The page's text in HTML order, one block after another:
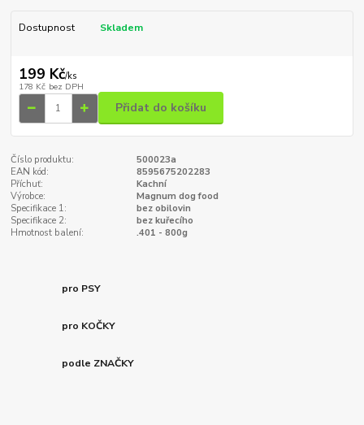
Dostupnost Skladem
199 Kč/ks
178 Kč bez DPH
Přidat do košíku
Číslo produktu:
500023a
EAN kód:
8595675202283
Příchuť:
Kachní
Výrobce:
Magnum dog food
Specifikace 1:
bez obilovin
Specifikace 2:
bez kuřecího
Hmotnost balení:
.401 - 800g
pro PSY
pro KOČKY
podle ZNAČKY